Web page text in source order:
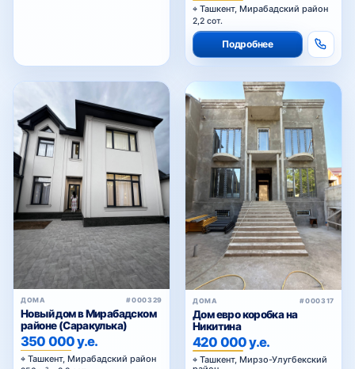
Ташкент, Мирабадский район
2,2 сот.
Подробнее
ДОМА #000329
Новый дом в Мирабадском
районе (Саракулька)
350 000 у.е.
Ташкент, Мирабадский район
ДОМА #000317
Дом евро коробка на
Никитина
420 000 у.е.
Ташкент, Мирзо-Улугбекский